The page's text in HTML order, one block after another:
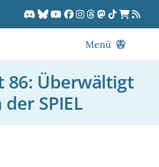
Menü
DORPCast
DORP-TV
86: Überwältigt
SPIEL